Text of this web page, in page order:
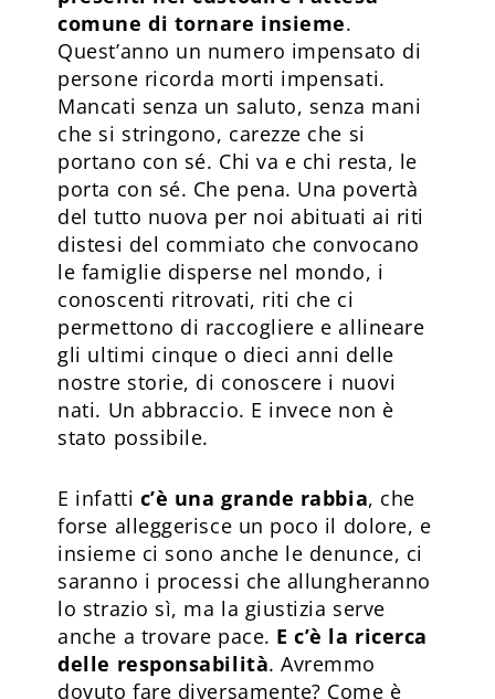
comune di tornare insieme.
Quest’anno un numero impensato di
persone ricorda morti impensati.
Mancati senza un saluto, senza mani
che si stringono, carezze che si
portano con sé. Chi va e chi resta, le
porta con sé. Che pena. Una povertà
del tutto nuova per noi abituati ai riti
distesi del commiato che convocano
le famiglie disperse nel mondo, i
conoscenti ritrovati, riti che ci
permettono di raccogliere e allineare
gli ultimi cinque o dieci anni delle
nostre storie, di conoscere i nuovi
nati. Un abbraccio. E invece non è
stato possibile.
E infatti c’è una grande rabbia, che
forse alleggerisce un poco il dolore, e
insieme ci sono anche le denunce, ci
saranno i processi che allungheranno
lo strazio sì, ma la giustizia serve
anche a trovare pace. E c’è la ricerca
delle responsabilità. Avremmo
dovuto fare diversamente? Come è